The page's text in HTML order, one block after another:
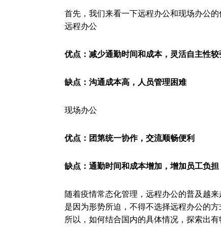
首先，我们来看一下远程办公和现场办公的
远程办公
优点：减少通勤时间和成本，灵活自主性较
缺点：沟通成本高，人员管理困难
现场办公
优点：团第统一协作，交流顺畅便利
缺点：通勤时间和成本增加，增加员工负担
随着疫情常态化管理，远程办公的普及越
是因为形势所迫，不得不选择远程办公的
所以，如何结合国内的具体情况，探索出